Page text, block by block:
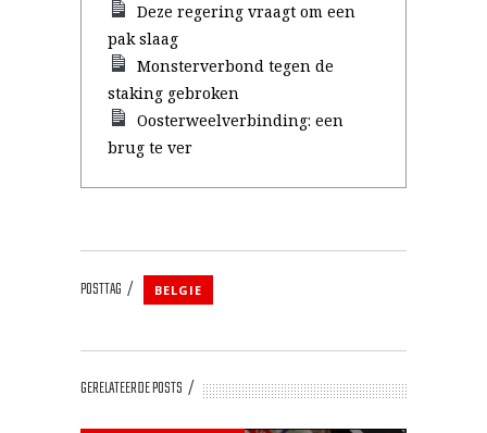
Deze regering vraagt om een
pak slaag
Monsterverbond tegen de
staking gebroken
Oosterweelverbinding: een
brug te ver
POSTTAG BELGIE
GERELATEERDE POSTS